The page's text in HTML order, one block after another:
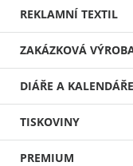
REKLAMNÍ TEXTIL
ZAKÁZKOVÁ
DIÁŘE A KALENDÁŘE
TISKOVINY
PREMIUM